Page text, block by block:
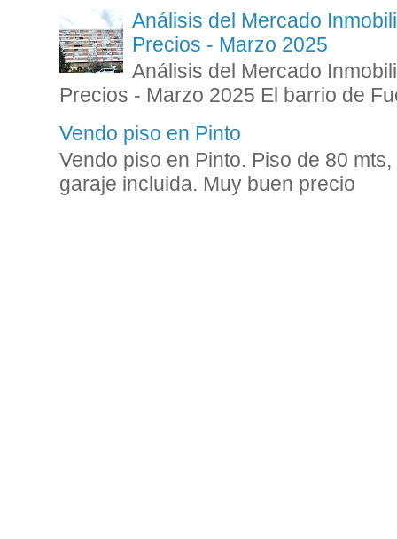
Análisis del Mercado
Precios - Marzo 2025
Análisis del Mercado
Precios - Marzo 2025 El barrio de
Vendo piso en Pinto
Vendo piso en Pinto. Piso de 80
garaje incluida. Muy buen precio